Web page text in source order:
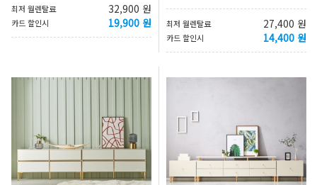
최저 월렌탈료 32,900 원
카드 할인시 19,900 원 최저 월렌탈료 27,400 원
카드 할인시 14,400 원